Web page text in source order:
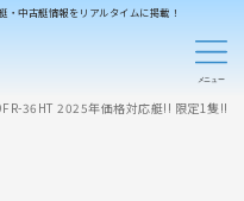
中古艇情報をリアルタイムに掲載！
36HT 2025年価格対応艇!! 限定1隻!!